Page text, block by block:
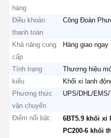
hàng
Điều khoản
thanh toán
Công Đoàn
Khả năng cung
cấp
Hàng giao ngay
Tình trạng
Thương hiệu
kiểu
Khối xi lanh
Phương thức
vận chuyển
UPS/DHL/
Điểm nổi bật: 6BT5.9 khối xi
PC200-6 khối